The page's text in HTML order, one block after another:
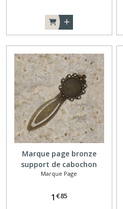
Marque page bronze
support de cabochon
Marque Page
1 €85